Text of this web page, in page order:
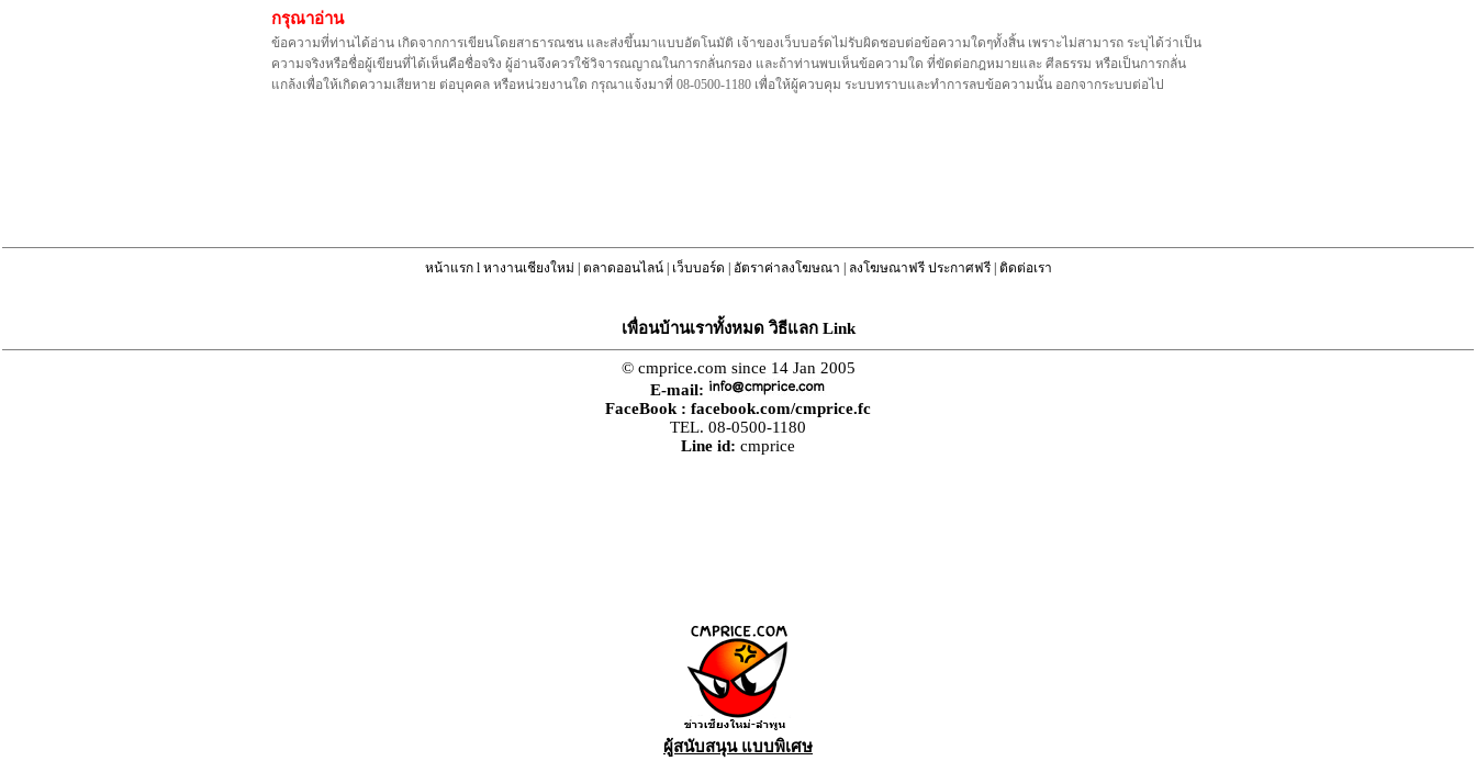
กรุณาอ่าน
ข้อความที่ท่านได้อ่าน เกิดจากการเขียนโดยสาธารณชน และส่งขึ้นมาแบบอัตโนมัติ เจ้าของเว็บบอร์ดไม่รับผิดชอบต่อข้อความใดๆทั้งสิ้น เพราะไม่สามารถ ระบุได้ว่าเป็น
ความจริงหรือชื่อผู้เขียนที่ได้เห็นคือชื่อจริง ผู้อ่านจึงควรใช้วิจารณญาณในการกลั่นกรอง และถ้าท่านพบเห็นข้อความใด ที่ขัดต่อกฎหมายและ ศีลธรรม หรือเป็นการกลั่น
แกล้งเพื่อให้เกิดความเสียหาย ต่อบุคคล หรือหน่วยงานใด กรุณาแจ้งมาที่ 08-0500-1180 เพื่อให้ผู้ควบคุม ระบบทราบและทำการลบข้อความนั้น ออกจากระบบต่อไป
หน้าแรกl หางานเชียงใหม่ | ตลาดออนไลน์| เว็บบอร์ด | อัตราค่าลงโฆษณา | ลงโฆษณาฟรี ประกาศฟรี| ติดต่อเรา
เพื่อนบ้านเราทั้งหมด วิธีแลก Link
© cmprice.com since 14 Jan 2005
E-mail:
FaceBook : facebook.com/cmprice.fc
TEL. 08-0500-1180
Line id: cmprice
ผู้สนับสนุน แบบพิเศษ